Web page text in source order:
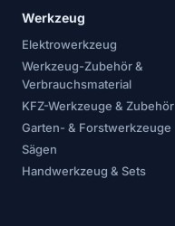
Werkzeug
Elektrowerkzeug
Werkzeug-Zubehör &
Verbrauchsmaterial
KFZ-Werkzeuge & Zubehör
Garten- & Forstwerkzeuge
Sägen
Handwerkzeug & Sets